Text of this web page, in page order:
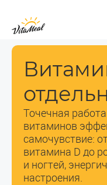
Точечная
витаминов
самочувствие:
витамина D до
и ногтей,
настроения.